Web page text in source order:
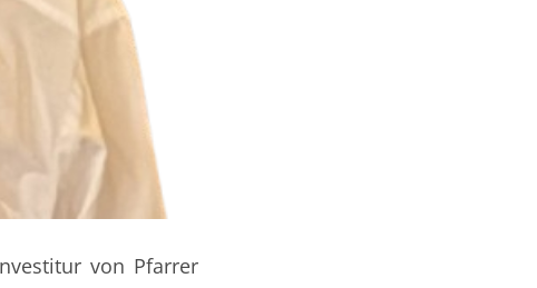
von Pfarrer